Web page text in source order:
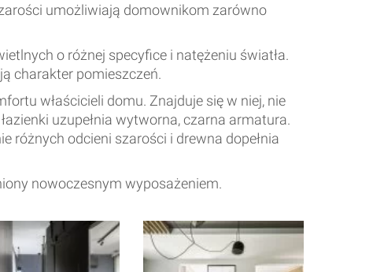
umożliwiają domownikom zarówno
o różnej specyfice i natężeniu światła.
charakter pomieszczeń.
właścicieli domu. Znajduje się w niej, nie
uzupełnia wytworna, czarna armatura.
różnych odcieni szarości i drewna dopełnia
nowoczesnym wyposażeniem.